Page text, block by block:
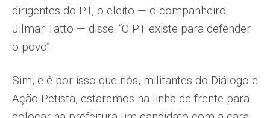
dirigentes do PT, o eleito — o companheiro
Jilmar Tatto — disse: “O PT existe para defender
o povo”.
Sim, e é por isso que nós, militantes do Diálogo e
Ação Petista, estaremos na linha de frente para